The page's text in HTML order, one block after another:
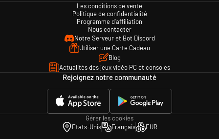
Les conditions de vente
Politique de confidentialité
Programme d'affiliation
Nous contacter
Notre Serveur et Bot Discord
Utiliser une Carte Cadeau
Blog
Actualités des jeux vidéo PC et consoles
Rejoignez notre communauté
Gérer les cookies
Etats-Unis
Français EUR